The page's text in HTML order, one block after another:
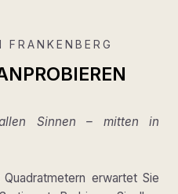
Sinnen – mitten in
erwartet Sie